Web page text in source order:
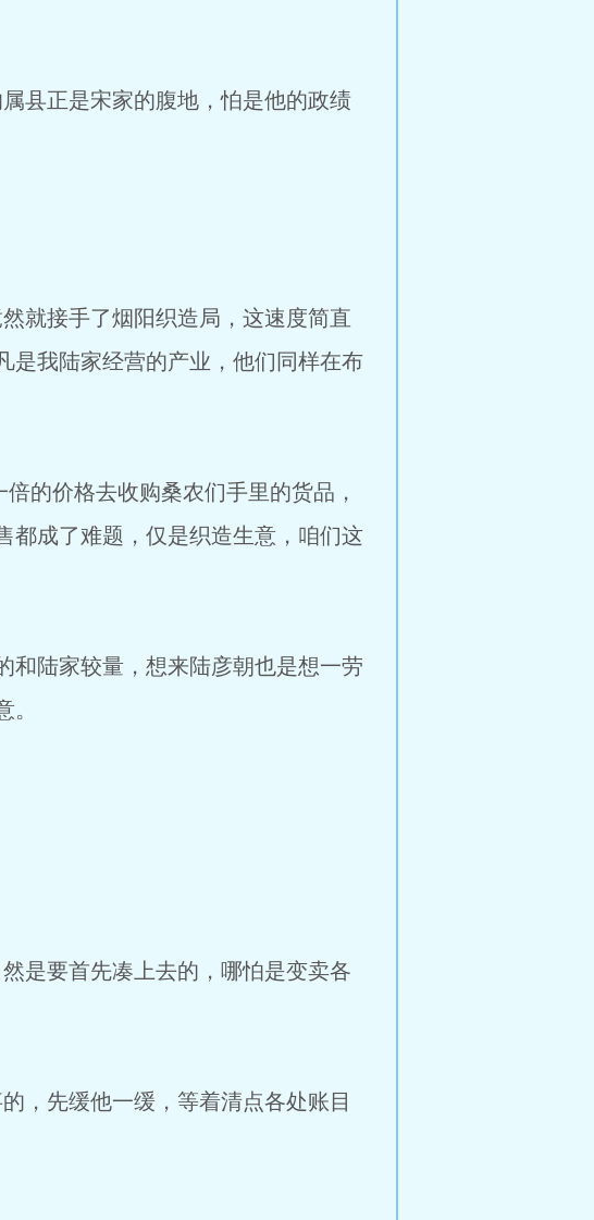
县正是宋家的腹地，怕是他的政绩
就接手了烟阳织造局，这速度简直
是我陆家经营的产业，他们同样在布
价格去收购桑农们手里的货品，
都成了难题，仅是织造生意，咱们这
陆家较量，想来陆彦朝也是想一劳
是要首先凑上去的，哪怕是变卖各
先缓他一缓，等着清点各处账目